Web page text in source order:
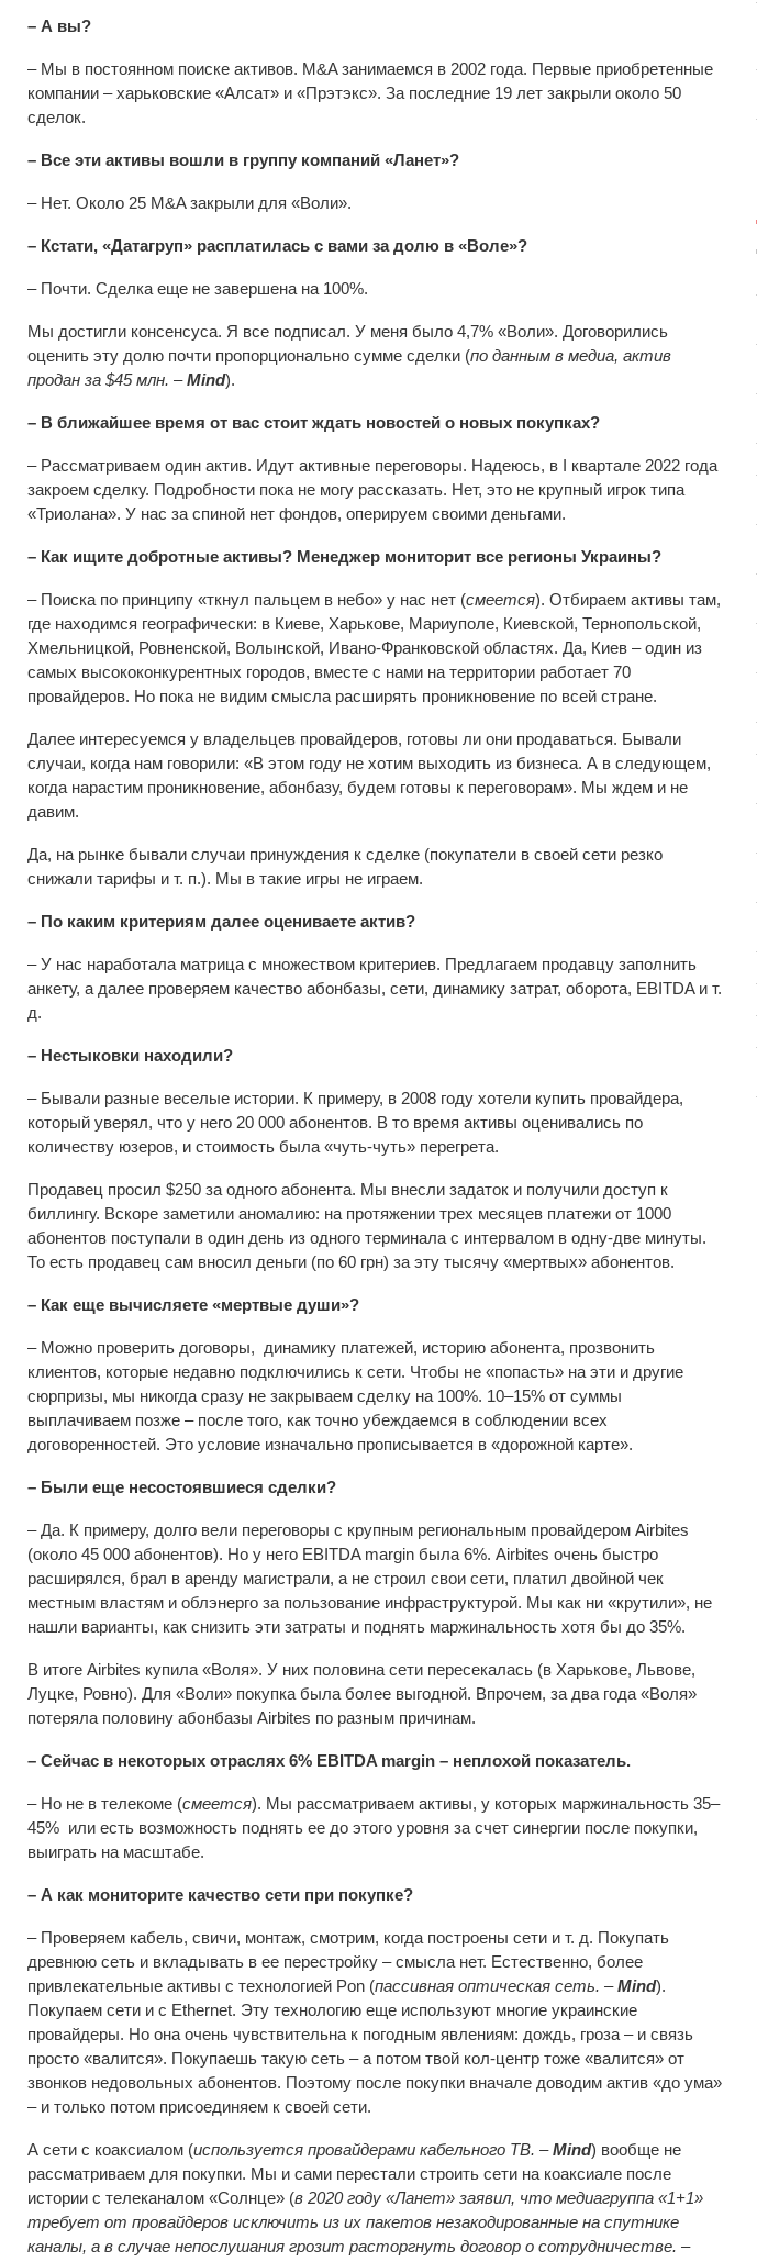
– А вы?
– Мы в постоянном поиске активов. М&A занимаемся в 2002 года. Первые приобретенные
компании – харьковские «Алсат» и «Прэтэкс». За последние 19 лет закрыли около 50
сделок.
– Все эти активы вошли в группу компаний «Ланет»?
– Нет. Около 25 М&A закрыли для «Воли».
– Кстати, «Датагруп» расплатилась с вами за долю в «Воле»?
– Почти. Сделка еще не завершена на 100%.
Мы достигли консенсуса. Я все подписал. У меня было 4,7% «Воли». Договорились
оценить эту долю почти пропорционально сумме сделки (по данным в медиа, актив
продан за $45 млн. –Mind).
– В ближайшее время от вас стоит ждать новостей о новых покупках?
– Рассматриваем один актив. Идут активные переговоры. Надеюсь, в I квартале 2022 года
закроем сделку. Подробности пока не могу рассказать. Нет, это не крупный игрок типа
«Триолана». У нас за спиной нет фондов, оперируем своими деньгами.
– Как ищите добротные активы? Менеджер мониторит все регионы Украины?
– Поиска по принципу «ткнул пальцем в небо» у нас нет (смеется). Отбираем активы там,
где находимся географически: в Киеве, Харькове, Мариуполе, Киевской, Тернопольской,
Хмельницкой, Ровненской, Волынской, Ивано-Франковской областях. Да, Киев – один из
самых высококонкурентных городов, вместе с нами на территории работает 70
провайдеров. Но пока не видим смысла расширять проникновение по всей стране.
Далее интересуемся у владельцев провайдеров, готовы ли они продаваться. Бывали
случаи, когда нам говорили: «В этом году не хотим выходить из бизнеса. А в следующем,
когда нарастим проникновение, абонбазу, будем готовы к переговорам». Мы ждем и не
давим.
Да, на рынке бывали случаи принуждения к сделке (покупатели в своей сети резко
снижали тарифы и т. п.). Мы в такие игры не играем.
– По каким критериям далее оцениваете актив?
– У нас наработала матрица с множеством критериев. Предлагаем продавцу заполнить
анкету, а далее проверяем качество абонбазы, сети, динамику затрат, оборота, EBITDA и т.
д.
– Нестыковки находили?
– Бывали разные веселые истории. К примеру, в 2008 году хотели купить провайдера,
который уверял, что у него 20 000 абонентов. В то время активы оценивались по
количеству юзеров, и стоимость была «чуть-чуть» перегрета.
Продавец просил $250 за одного абонента. Мы внесли задаток и получили доступ к
биллингу. Вскоре заметили аномалию: на протяжении трех месяцев платежи от 1000
абонентов поступали в один день из одного терминала с интервалом в одну-две минуты.
То есть продавец сам вносил деньги (по 60 грн) за эту тысячу «мертвых» абонентов.
– Как еще вычисляете «мертвые души»?
– Можно проверить договоры, динамику платежей, историю абонента, прозвонить
клиентов, которые недавно подключились к сети. Чтобы не «попасть» на эти и другие
сюрпризы, мы никогда сразу не закрываем сделку на 100%. 10–15% от суммы
выплачиваем позже – после того, как точно убеждаемся в соблюдении всех
договоренностей. Это условие изначально прописывается в «дорожной карте».
– Были еще несостоявшиеся сделки?
– Да. К примеру, долго вели переговоры с крупным региональным провайдером Airbites
(около 45 000 абонентов). Но у него EBITDA margin была 6%. Airbites очень быстро
расширялся, брал в аренду магистрали, а не строил свои сети, платил двойной чек
местным властям и облэнерго за пользование инфраструктурой. Мы как ни «крутили», не
нашли варианты, как снизить эти затраты и поднять маржинальность хотя бы до 35%.
В итоге Airbites купила «Воля». У них половина сети пересекалась (в Харькове, Львове,
Луцке, Ровно). Для «Воли» покупка была более выгодной. Впрочем, за два года «Воля»
потеряла половину абонбазы Airbites по разным причинам.
– Сейчас в некоторых отраслях 6% EBITDA margin – неплохой показатель.
– Но не в телекоме (смеется). Мы рассматриваем активы, у которых маржинальность 35–
45% или есть возможность поднять ее до этого уровня за счет синергии после покупки,
выиграть на масштабе.
– А как мониторите качество сети при покупке?
– Проверяем кабель, свичи, монтаж, смотрим, когда построены сети и т. д. Покупать
древнюю сеть и вкладывать в ее перестройку – смысла нет. Естественно, более
привлекательные активы с технологией Pon (пассивная оптическая сеть. –Mind).
Покупаем сети и с Ethernet. Эту технологию еще используют многие украинские
провайдеры. Но она очень чувствительна к погодным явлениям: дождь, гроза – и связь
просто «валится». Покупаешь такую сеть – а потом твой кол-центр тоже «валится» от
звонков недовольных абонентов. Поэтому после покупки вначале доводим актив «до ума»
– и только потом присоединяем к своей сети.
А сети с коаксиалом (используется провайдерами кабельного ТВ. –Mind) вообще не
рассматриваем для покупки. Мы и сами перестали строить сети на коаксиале после
истории с телеканалом «Солнце» (в 2020 году «Ланет» заявил, что медиагруппа «1+1»
требует от провайдеров исключить из их пакетов незакодированные на спутнике
каналы, а в случае непослушания грозит расторгнуть договор о сотрудничестве. –